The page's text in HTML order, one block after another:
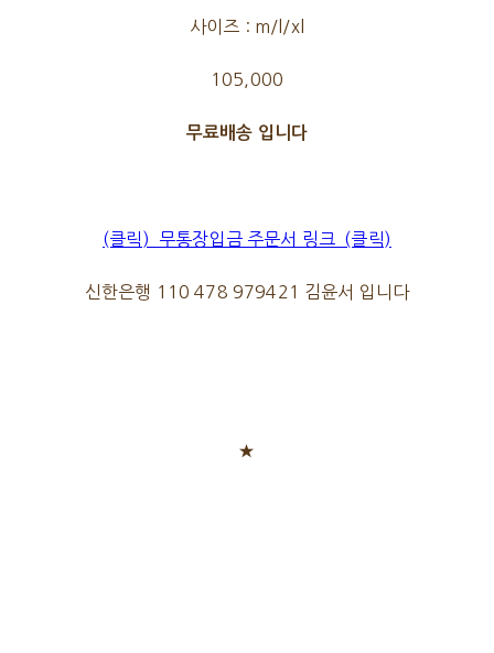
사이즈 : m/l/xl
105,000
무료배송 입니다
(클릭) 무통장입금 주문서 링크 (클릭)
신한은행 110 478 979421 김윤서 입니다
★